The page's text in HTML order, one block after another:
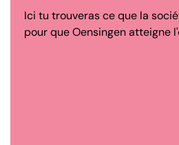
Ici tu trouveras ce que la
pour que Oensingen atteigne